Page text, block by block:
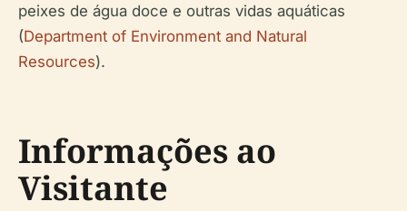
peixes de água doce e outras vidas aquáticas
(Department of Environment and Natural
Resources).
Informações ao
Visitante